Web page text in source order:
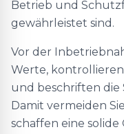
Betrieb und
gewährleistet sind.
Vor der
Werte,
und beschriften die
Damit vermeiden
schaffen eine